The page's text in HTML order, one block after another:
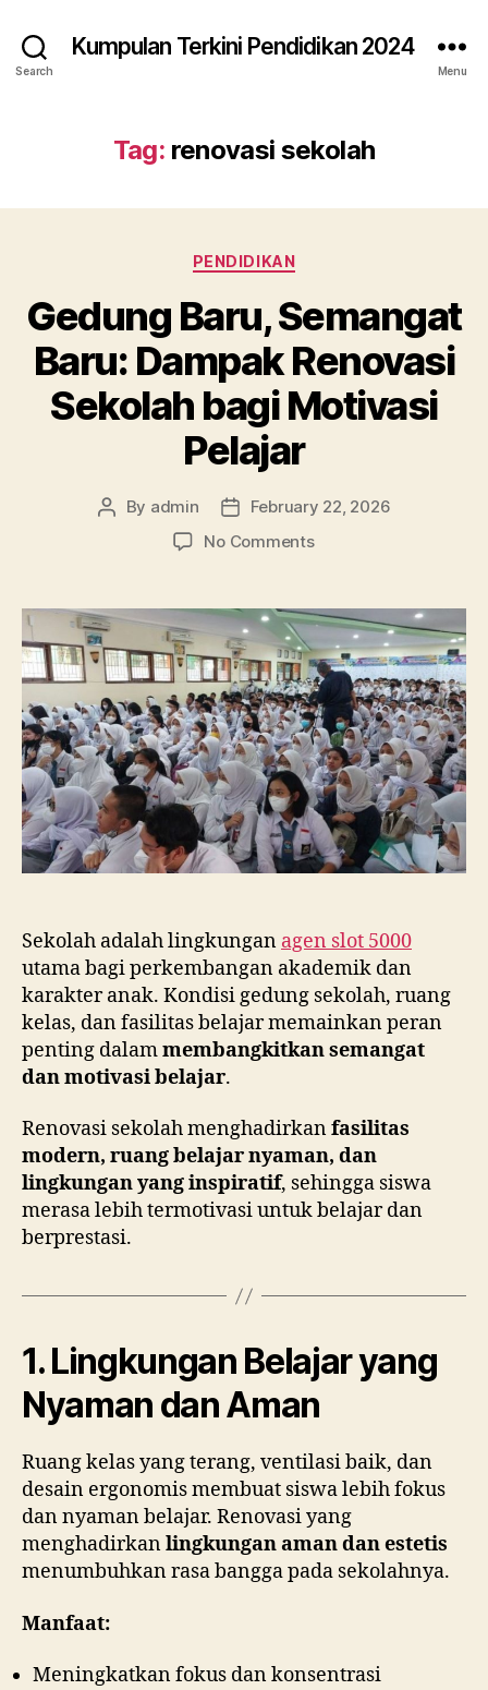
Search
Kumpulan Terkini Pendidikan 2024
Menu
Tag: renovasi sekolah
Categories
PENDIDIKAN
Gedung Baru, Semangat
Baru: Dampak Renovasi
Sekolah bagi Motivasi
Pelajar
Post
By admin
Post
date
February 22, 2026
No Commentson
Semangat
Baru:
Dampak
Renovasi
Sekolah
bagi
Motivasi
Pelajar
Sekolah adalah lingkungan agen slot 5000
utama bagi perkembangan akademik dan
karakter anak. Kondisi gedung sekolah, ruang
kelas, dan fasilitas belajar memainkan peran
penting dalammembangkitkan semangat
dan motivasi belajar.
Renovasi sekolah menghadirkanfasilitas
modern, ruang belajar nyaman, dan
lingkungan yang inspiratif, sehingga siswa
merasa lebih termotivasi untuk belajar dan
berprestasi.
1. Lingkungan Belajar yang
Nyaman dan Aman
Ruang kelas yang terang, ventilasi baik, dan
desain ergonomis membuat siswa lebih fokus
dan nyaman belajar. Renovasi yang
menghadirkanlingkungan aman dan estetis
menumbuhkan rasa bangga pada sekolahnya.
Manfaat:
Meningkatkan fokus dan konsentrasi